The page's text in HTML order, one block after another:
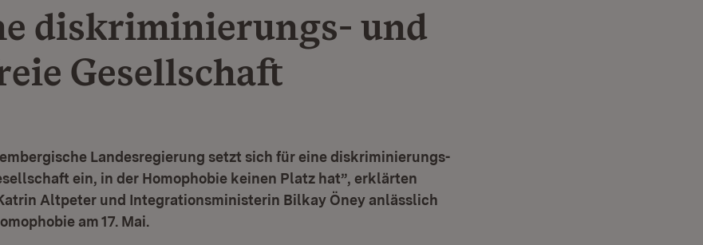
diskriminierungs- und
Gesellschaft
Landesregierung setzt sich für eine diskriminierungs-
ein, in der Homophobie keinen Platz hat”, erklärten
Altpeter und Integrationsministerin Bilkay Öney anlässlich
am 17. Mai.